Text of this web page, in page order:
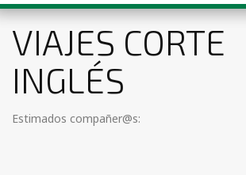
VIAJES CORTE
INGLÉS
Estimados compañer@s: